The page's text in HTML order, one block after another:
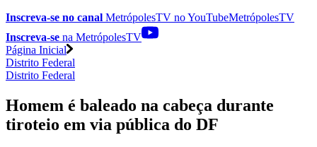
Inscreva-se no canal MetrópolesTV noYouTubeMetrópolesTV
Inscreva-se na MetrópolesTV
Página Inicial
Distrito Federal
Distrito Federal
Homem é baleado na cabeça durante
tiroteio em via pública do DF